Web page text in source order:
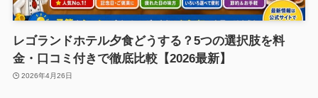
レゴランドホテル夕食どうする？5つの選択肢を料
金・口コミ付きで徹底比較【2026最新】
2026年4月26日